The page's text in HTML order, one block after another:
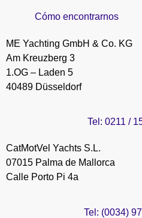
Cómo encontrarnos
ME Yachting GmbH & Co. KG
Am Kreuzberg 3
1.OG – Laden 5
40489 Düsseldorf
Tel: 0211 /
CatMotVel Yachts S.L.
07015 Palma de Mallorca
Calle Porto Pi 4a
Tel: (0034)